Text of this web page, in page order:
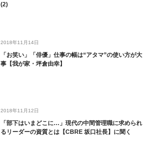
(2)
2018年11月14日
「お笑い」「俳優」仕事の幅は“アタマ”の使い方が大
事【我が家・坪倉由幸】
2018年11月12日
「部下はいまどこに…」現代の中間管理職に求められ
るリーダーの資質とは【CBRE 坂口社長】に聞く